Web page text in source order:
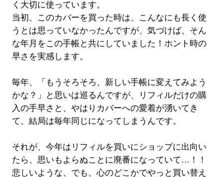
く大切に使っています。
当初、このカバーを買った時は、こんなにも長く使
うとは思っていなかったんですが、気づけば、そん
な年月をこの手帳と共にしていました！ホント時の
早さを実感します。
毎年、「もうそろそろ、新しい手帳に変えてみよう
かな？」と思いは巡るんですが、リフィルだけの購
入の手早さと、やはりカバーへの愛着が湧いてき
て、結局は毎年同じになってしまうんです。
それが、今年はリフィルを買いにショップに出向い
たら、思いもよらぬことに廃番になっていて…！！
悲しいような、でも、心のどこかでやっと買い替え